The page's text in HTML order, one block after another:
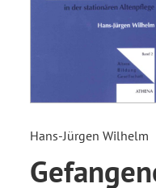
Hans-Jürgen Wilhelm